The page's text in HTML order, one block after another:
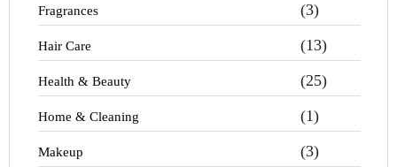
Fragrances (3)
Hair Care (13)
Health & Beauty (25)
Home & Cleaning (1)
Makeup (3)